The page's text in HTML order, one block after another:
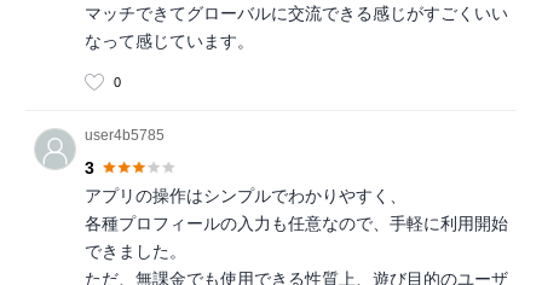
マッチできてグローバルに交流できる感じがすごくいい
なって感じています。
0
user4b5785
3
アプリの操作はシンプルでわかりやすく、
各種プロフィールの入力も任意なので、手軽に利用開始
できました。
ただ、無課金でも使用できる性質上、遊び目的のユーザ